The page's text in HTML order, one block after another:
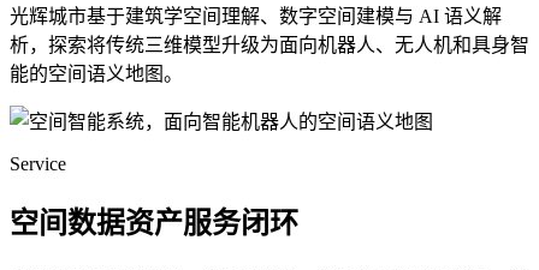
光辉城市基于建筑学空间理解、数字空间建模与 AI 语义解
析，探索将传统三维模型升级为面向机器人、无人机和具身智
能的空间语义地图。
Service
空间数据资产服务闭环